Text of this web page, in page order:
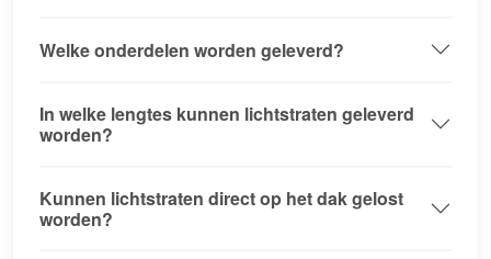
Welke onderdelen worden geleverd?
In welke lengtes kunnen lichtstraten geleverd
worden?
Kunnen lichtstraten direct op het dak gelost
worden?